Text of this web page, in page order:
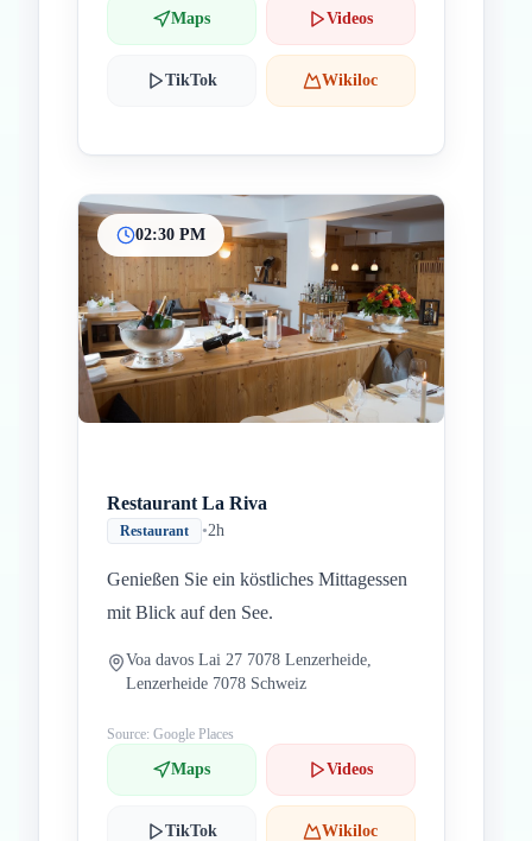
Maps Videos
TikTok Wikiloc
02:30 PM
Restaurant La Riva
Restaurant •2h
Genießen Sie ein köstliches Mittagessen
mit Blick auf den See.
Voa davos Lai 27 7078 Lenzerheide,
Lenzerheide 7078 Schweiz
Source: Google Places
Maps Videos
TikTok Wikiloc